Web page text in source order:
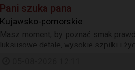
Pani szuka pana
Kujawsko-pomorskie
Masz moment, by poznać smak
luksusowe detale, wysokie szpilki i